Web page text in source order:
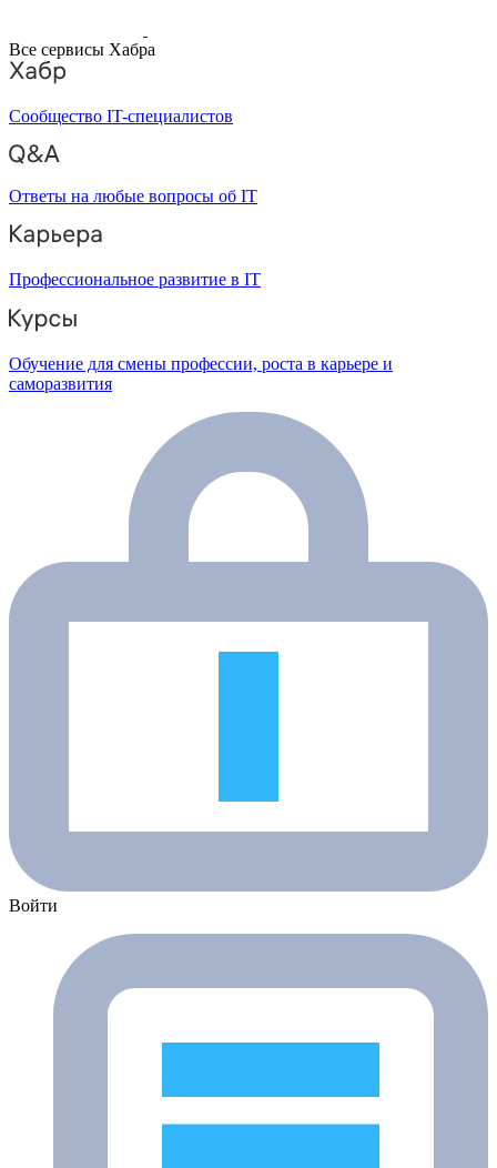
Все сервисы Хабра
Сообщество IT-специалистов
Ответы на любые вопросы об IT
Профессиональное развитие в IT
Обучение для смены профессии, роста в карьере и
саморазвития
Войти